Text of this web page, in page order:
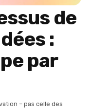
de
:
par
– pas celle des